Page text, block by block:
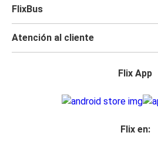
FlixBus
Atención al cliente
Flix App
Flix en: